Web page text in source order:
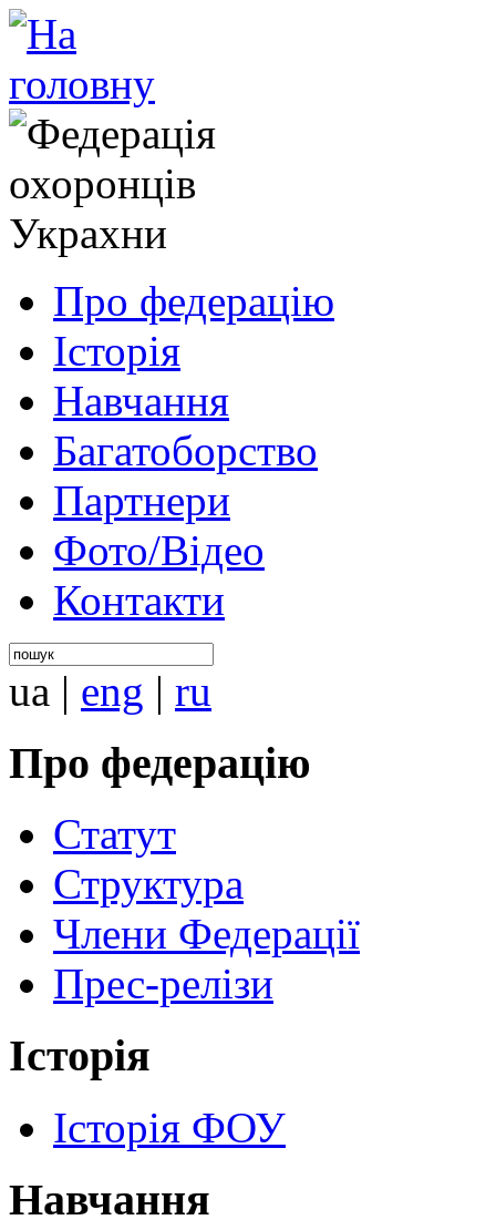
Про федерацію
Історія
Навчання
Багатоборство
Партнери
Фото/Відео
Контакти
ua | eng | ru
Про федерацію
Статут
Структура
Члени Федерації
Прес-релізи
Історія
Історія ФОУ
Навчання